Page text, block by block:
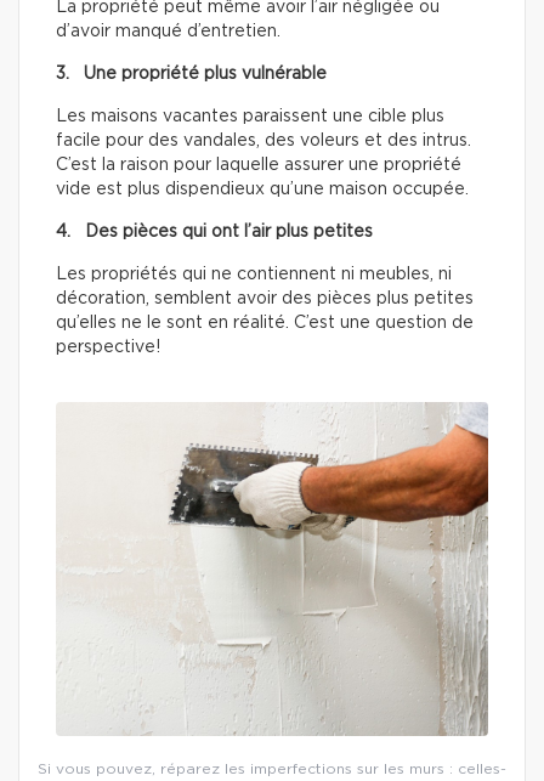
La propriété peut même avoir l’air négligée ou
d’avoir manqué d’entretien.
3. Une propriété plus vulnérable
Les maisons vacantes paraissent une cible plus
facile pour des vandales, des voleurs et des intrus.
C’est la raison pour laquelle assurer une propriété
vide est plus dispendieux qu’une maison occupée.
4. Des pièces qui ont l’air plus petites
Les propriétés qui ne contiennent ni meubles, ni
décoration, semblent avoir des pièces plus petites
qu’elles ne le sont en réalité. C’est une question de
perspective!
Si vous pouvez, réparez les imperfections sur les murs : celles-